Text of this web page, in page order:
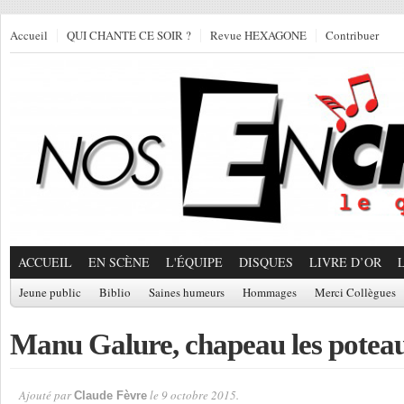
Accueil QUI CHANTE CE SOIR ? Revue HEXAGONE Contribuer
ACCUEIL EN SCÈNE L'ÉQUIPE DISQUES LIVRE D’OR
Jeune public Biblio Saines humeurs Hommages Merci Collègues
Manu Galure, chapeau les
Ajouté par Claude Fèvre le 9 octobre 2015.